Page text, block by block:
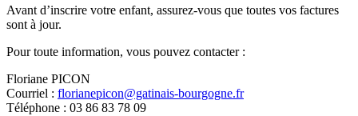
Avant d’inscrire votre enfant, assurez-vous que toutes vos factures
sont à jour.
Pour toute information, vous pouvez contacter :
Floriane PICON
Courriel : florianepicon@gatinais-bourgogne.fr
Téléphone : 03 86 83 78 09